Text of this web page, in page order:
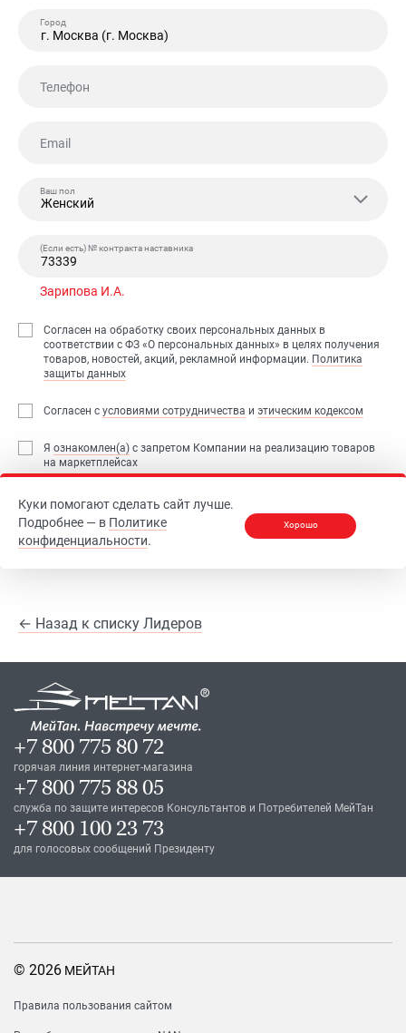
Город
Телефон
Email
Ваш пол
Женский
(Если есть) № контракта наставника
Зарипова И.А.
Согласен на обработку своих персональных данных в
соответствии с ФЗ «О персональных данных» в целях получения
товаров, новостей, акций, рекламной информации. Политика
защиты данных
Согласен с условиями сотрудничества и этическим кодексом
Я ознакомлен(а) с запретом Компании на реализацию товаров
на маркетплейсах
Зарегистрироваться
← Назад к списку Лидеров
+7 800 775 80 72
горячая линия интернет-магазина
+7 800 775 88 05
служба по защите интересов Консультантов и Потребителей МейТан
+7 800 100 23 73
для голосовых сообщений Президенту
© 2026 МЕЙТАН
Правила пользования сайтом
Куки помогают сделать сайт лучше.
Подробнее — в Политике
конфиденциальности.
Хорошо